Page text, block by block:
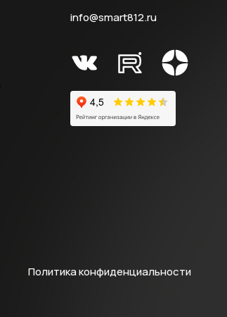
info@smart812.ru
Политика конфиденциальности